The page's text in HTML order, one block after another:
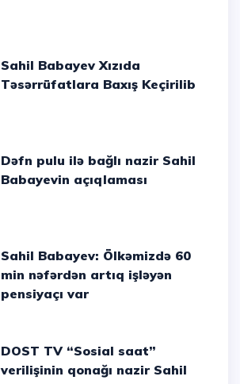
Sahil Babayev Xızıda
Təsərrüfatlara Baxış Keçirilib
Dəfn pulu ilə bağlı nazir Sahil
Babayevin açıqlaması
Sahil Babayev: Ölkəmizdə 60
min nəfərdən artıq işləyən
pensiyaçı var
DOST TV “Sosial saat”
verilişinin qonağı nazir Sahil